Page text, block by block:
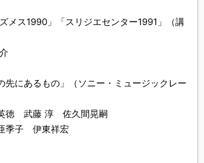
メス1990」「スリジエセンター1991」（講
先にあるもの」（ソニー・ミュージックレー
徳 武藤 淳 佐久間晃嗣
季子 伊東祥宏